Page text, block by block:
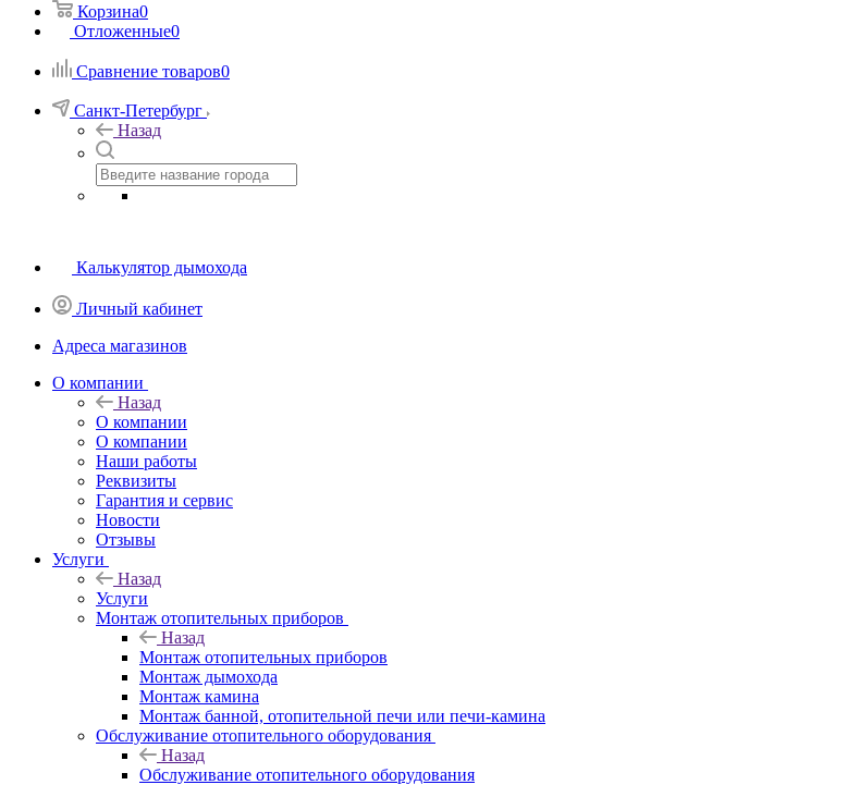
Корзина0
Отложенные0
Сравнение товаров0
Санкт-Петербург
Назад
Калькулятор дымохода
Личный кабинет
Адреса магазинов
O компании
Назад
O компании
О компании
Наши работы
Реквизиты
Гарантия и сервис
Новости
Отзывы
Услуги
Назад
Услуги
Монтаж отопительных приборов
Назад
Монтаж отопительных приборов
Монтаж дымохода
Монтаж камина
Монтаж банной, отопительной печи или печи-камина
Обслуживание отопительного оборудования
Назад
Обслуживание отопительного оборудования